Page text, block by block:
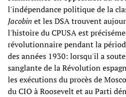
l'indépendance politique de la
Jacobin et les DSA trouvent
l'histoire du CPUSA est
révolutionnaire pendant la
des années 1930: lorsqu'il a
sanglante de la Révolution
les exécutions du procès de
du CIO à Roosevelt et au Parti